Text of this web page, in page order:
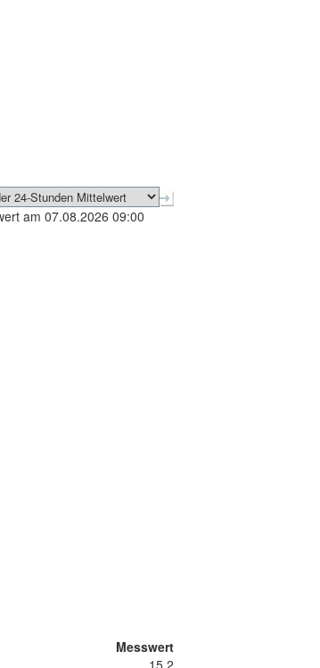
am 07.08.2026 09:00
Messwert
15.2